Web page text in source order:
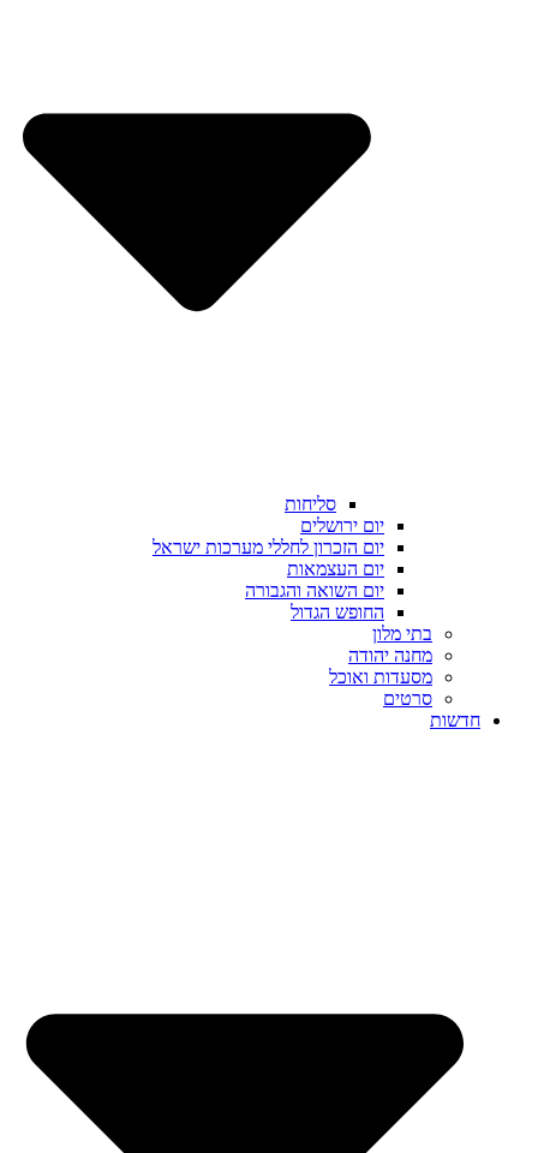
סליחות
יום ירושלים
יום הזכרון לחללי מערכות ישראל
יום העצמאות
יום השואה והגבורה
החופש הגדול
בתי מלון
מחנה יהודה
מסעדות ואוכל
סרטים
חדשות